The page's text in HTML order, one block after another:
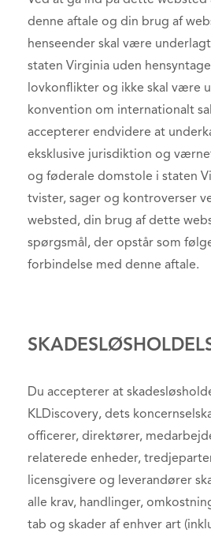
denne aftale og din brug af
henseender skal være
staten Virginia uden
lovkonflikter og ikke skal være
konvention om internationalt
accepterer endvidere at
eksklusive jurisdiktion og
og føderale domstole i staten
tvister, sager og kontroverser
websted, din brug af dette
spørgsmål, der opstår som
forbindelse med denne aftale.
Du accepterer at
KLDiscovery, dets
officerer, direktører,
relaterede enheder,
licensgivere og leverandører
alle krav, handlinger,
tab og skader af enhver art